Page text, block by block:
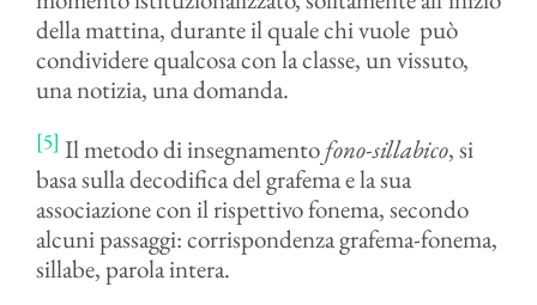
della mattina, durante il quale chi vuole può
condividere qualcosa con la classe, un vissuto,
una notizia, una domanda.
[5] Il metodo di insegnamentofono-sillabico, si
basa sulla decodifica del grafema e la sua
associazione con il rispettivo fonema, secondo
alcuni passaggi: corrispondenza grafema-fonema,
sillabe, parola intera.